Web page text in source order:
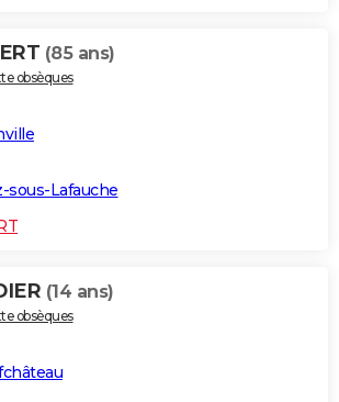
(85 ans)
obsèques
sous-Lafauche
(14 ans)
obsèques